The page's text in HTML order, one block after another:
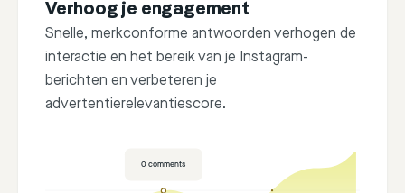
TikTok
FB Account
IG Account
Verhoog je engagement
Snelle, merkconforme antwoorden verhogen de
interactie en het bereik van je Instagram-
berichten en verbeteren je
advertentierelevantiescore.
0comments